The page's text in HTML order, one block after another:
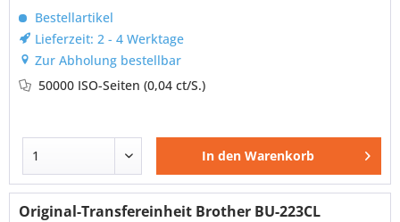
Bestellartikel
Lieferzeit: 2 - 4 Werktage
Zur Abholung bestellbar
50000 ISO-Seiten(0,04 ct/S.)
In den Warenkorb
Original-Transfereinheit Brother BU-223CL